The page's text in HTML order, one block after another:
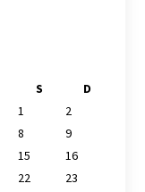
S
D
1
2
8
9
15
16
22
23